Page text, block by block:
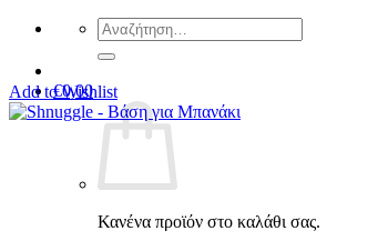
Αναζήτηση
για:
€0,00
Κανένα προϊόν στο καλάθι σας.
Add to Wishlist